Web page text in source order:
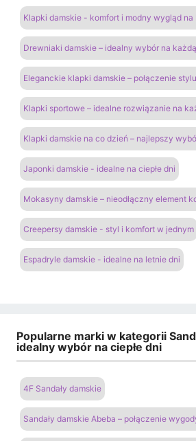
Klapki damskie - komfort i modny wygląd na
Drewniaki damskie – idealny wybór na
Eleganckie klapki damskie – połączenie
Klapki sportowe – idealne rozwiązanie na
Klapki damskie na co dzień – najlepszy
Japonki damskie - idealne na ciepłe dni
Mokasyny damskie – nieodłączny element
Creepersy damskie - styl i komfort w jednym
Espadryle damskie - idealne na letnie dni
Popularne marki w kategorii
idealny wybór na ciepłe dni
4F Sandały damskie
Sandały damskie Abeba – połączenie